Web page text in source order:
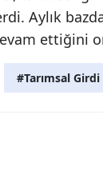
Aylık
ettiğini
#Tarımsal Girdi